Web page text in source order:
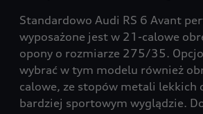
Standardowo Audi RS 6 Avant
wyposażone jest w 21-calowe
opony o rozmiarze 275/35.
wybrać w tym modelu również
calowe, ze stopów metali lekkich
bardziej sportowym wyglądzie.